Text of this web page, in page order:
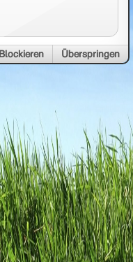
Blockieren Überspringen